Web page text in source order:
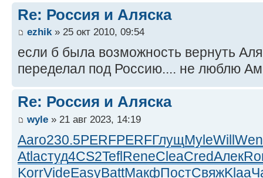
Re: Россия и Аляска
ezhik» 25 окт 2010, 09:54
если б была возможность вернуть
переделал под Россию.... не люблю
Re: Россия и Аляска
wyle » 21 авг 2023, 14:19
Aaro230.5PERFPERFГлущMyleWill
Atlaстуд4CS2TeflReneCleaCredАлек
KorrVideEasyBattМакфПостСвяжKlaa